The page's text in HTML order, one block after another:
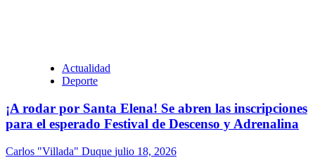
Actualidad
Deporte
¡A rodar por Santa Elena! Se abren las inscripciones
para el esperado Festival de Descenso y Adrenalina
Carlos "Villada" Duque julio 18, 2026